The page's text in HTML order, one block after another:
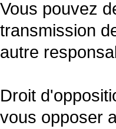
Vous pouvez
transmission
autre
Droit
vous opposer